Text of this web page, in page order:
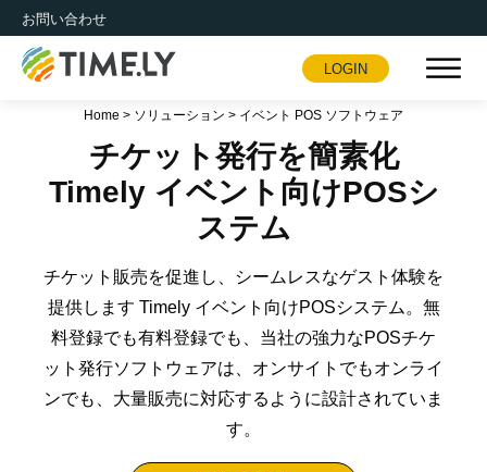
お問い合わせ
Timely
LOGIN
Home > ソリューション > イベント POS ソフトウェア
チケット発行を簡素化
Timely イベント向けPOSシ
ステム
チケット販売を促進し、シームレスなゲスト体験を
提供します Timely イベント向けPOSシステム。無
料登録でも有料登録でも、当社の強力なPOSチケ
ット発行ソフトウェアは、オンサイトでもオンライ
ンでも、大量販売に対応するように設計されていま
す。